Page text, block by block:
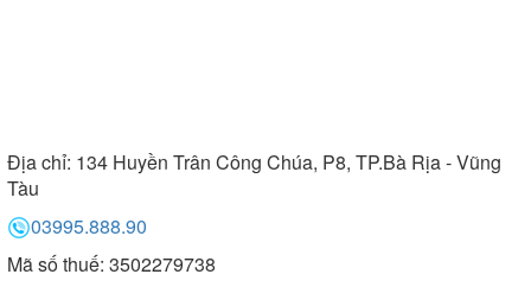
Địa chỉ: 134 Huyền Trân Công Chúa, P8, TP.Bà Rịa - Vũng
Tàu
03995.888.90
Mã số thuế: 3502279738